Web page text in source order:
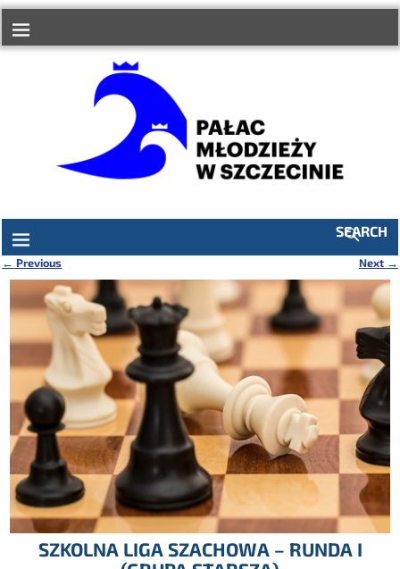
treści
SEARCH
Nawigacja
← Previous Next →
SZKOLNA LIGA SZACHOWA – RUNDA I